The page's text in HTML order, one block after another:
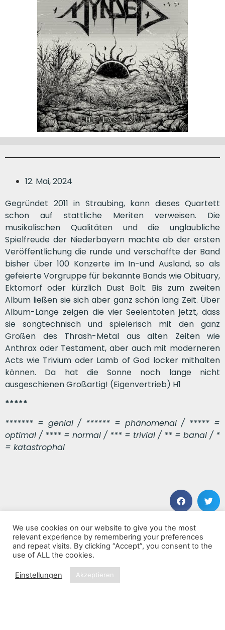
12. Mai, 2024
Gegründet 2011 in Straubing, kann dieses Quartett
schon auf stattliche Meriten verweisen. Die
musikalischen Qualitäten und die unglaubliche
Spielfreude der Niederbayern machte ab der ersten
Veröffentlichung die runde und verschaffte der Band
bisher über 100 Konzerte im In-und Ausland, so als
gefeierte Vorgruppe für bekannte Bands wie Obituary,
Ektomorf oder kürzlich Dust Bolt. Bis zum zweiten
Album ließen sie sich aber ganz schön lang Zeit. Über
Album-Länge zeigen die vier Seelentoten jetzt, dass
sie songtechnisch und spielerisch mit den ganz
Großen des Thrash-Metal aus alten Zeiten wie
Anthrax oder Testament, aber auch mit moderneren
Acts wie Trivium oder Lamb of God locker mithalten
können. Da hat die Sonne noch lange nicht
ausgeschienen Großartig! (Eigenvertrieb) H1
*****
******* = genial / ****** = phänomenal / ***** =
optimal / **** = normal / *** = trivial / ** = banal / *
= katastrophal
VORHERIGER BEITRAG
Romance Of The Moon
NÄCHSTER BEITRAG
Wheel Of Fortune
We use cookies on our website to give you the most
relevant experience by remembering your preferences
and repeat visits. By clicking “Accept”, you consent to the
use of ALL the cookies.
Einstellungen Akzeptieren